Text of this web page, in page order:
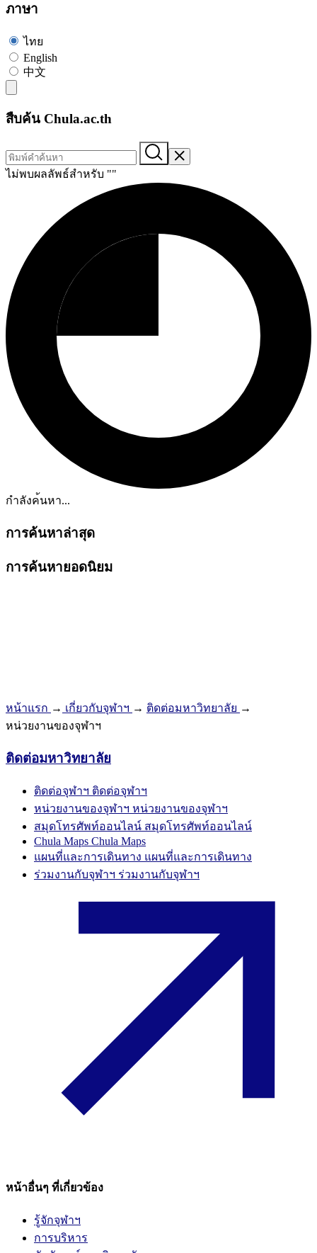
ภาษา
ไทย
English
中文
สืบค้น Chula.ac.th
ไม่พบผลลัพธ์สำหรับ ""
กำลังค้นหา...
การค้นหาล่าสุด
การค้นหายอดนิยม
หน้าแรก → เกี่ยวกับจุฬาฯ → ติดต่อมหาวิทยาลัย →
หน่วยงานของจุฬาฯ
ติดต่อมหาวิทยาลัย
ติดต่อจุฬาฯ ติดต่อจุฬาฯ
หน่วยงานของจุฬาฯ หน่วยงานของจุฬาฯ
สมุดโทรศัพท์ออนไลน์ สมุดโทรศัพท์ออนไลน์
Chula Maps Chula Maps
แผนที่และการเดินทาง แผนที่และการเดินทาง
ร่วมงานกับจุฬาฯ ร่วมงานกับจุฬาฯ
หน้าอื่นๆ ที่เกี่ยวข้อง
รู้จักจุฬาฯ
การบริหาร